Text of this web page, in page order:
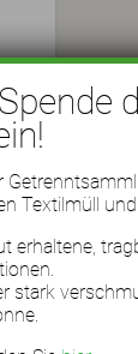
Textilmüll
erhaltene,
stark